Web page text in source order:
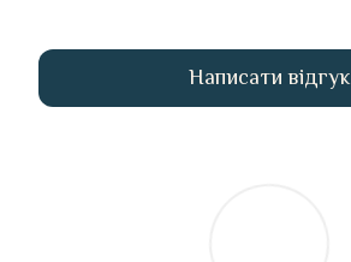
Написати відгук